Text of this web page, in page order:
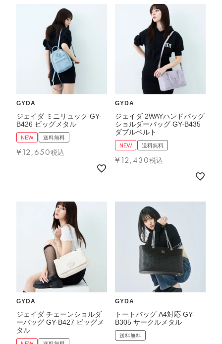
スマホショルダー
小物その他
TOPICS
FEATURE
GYDA
ジェイダ ミニリュック GY-
B426 ビッグメタル
NEW 送料無料
¥ 12,650税込
GYDA
ジェイダ 2WAYハンドバッグ
ショルダーバッグ GY-B435
ダブルベルト
NEW 送料無料
¥ 12,430税込
GYDA
ジェイダ チェーンショルダ
ーバッグ GY-B427 ビッグメ
タル
GYDA
トートバッグ A4対応 GY-
B305 サークルメタル
送料無料